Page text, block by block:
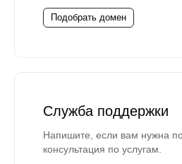
Подобрать домен
Служба поддержки
Напишите, если вам нужна
консультация по услугам.